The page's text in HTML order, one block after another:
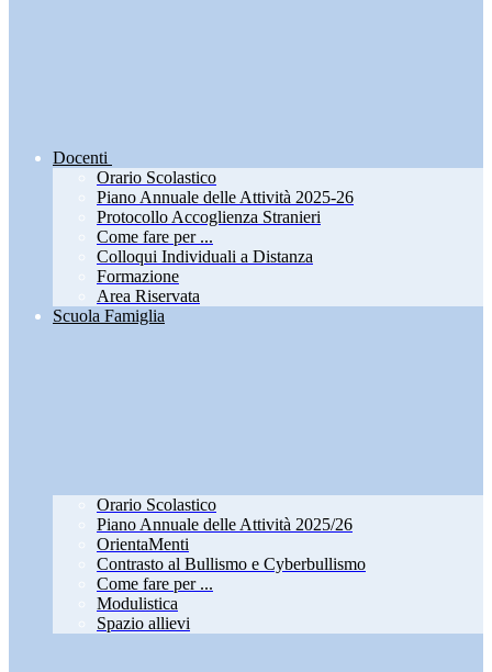
Docenti
Orario Scolastico
Piano Annuale delle Attività 2025-26
Protocollo Accoglienza Stranieri
Come fare per ...
Colloqui Individuali a Distanza
Formazione
Area Riservata
Scuola Famiglia
Orario Scolastico
Piano Annuale delle Attività 2025/26
OrientaMenti
Contrasto al Bullismo e Cyberbullismo
Come fare per ...
Modulistica
Spazio allievi